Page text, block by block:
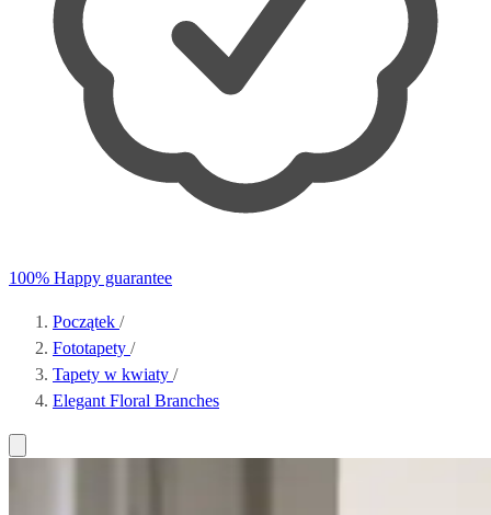
100% Happy guarantee
Początek /
Fototapety /
Tapety w kwiaty /
Elegant Floral Branches